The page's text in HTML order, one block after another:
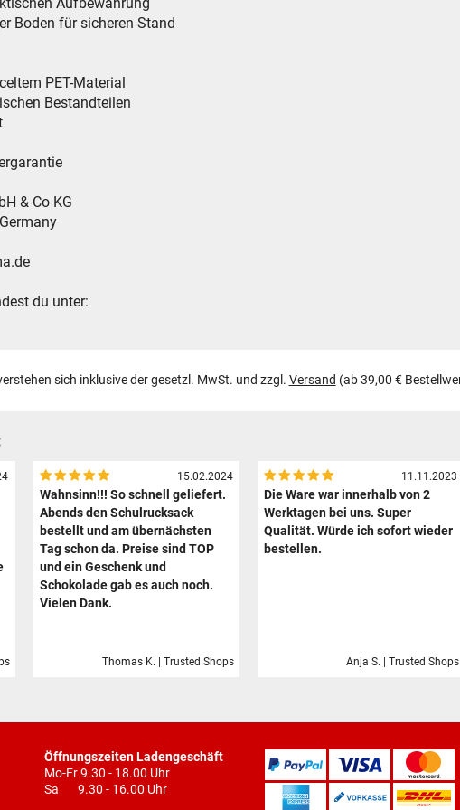
Boden für sicheren Stand
PET-Material
Bestandteilen
& Co KG
du unter:
sich inklusive der gesetzl. MwSt. und zzgl. Versand (ab 39,00 €
15.02.2024
Wahnsinn!!! So schnell geliefert.
Abends den Schulrucksack
bestellt und am übernächsten
Tag schon da. Preise sind TOP
und ein Geschenk und
Schokolade gab es auch noch.
Vielen Dank.
Thomas K. | Trusted Shops
11.11.2023
Die Ware war innerhalb von 2
Werktagen bei uns. Super
Qualität. Würde ich sofort wieder
bestellen.
Anja S. | Trusted Shops
Öffnungszeiten Ladengeschäft
Mo-Fr 9.30 - 18.00 Uhr
Sa 9.30 - 16.00 Uhr